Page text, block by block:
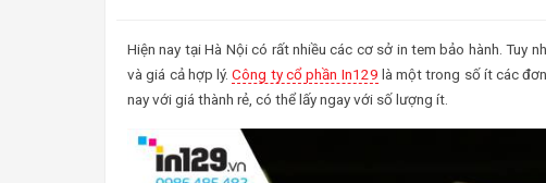
Hiện nay tại Hà Nội có rất nhiều các cơ sở in tem bảo hành. Tuy
và giá cả hợp lý.Công ty cổ phần In129 là một trong số ít các
nay với giá thành rẻ, có thể lấy ngay với số lượng ít.